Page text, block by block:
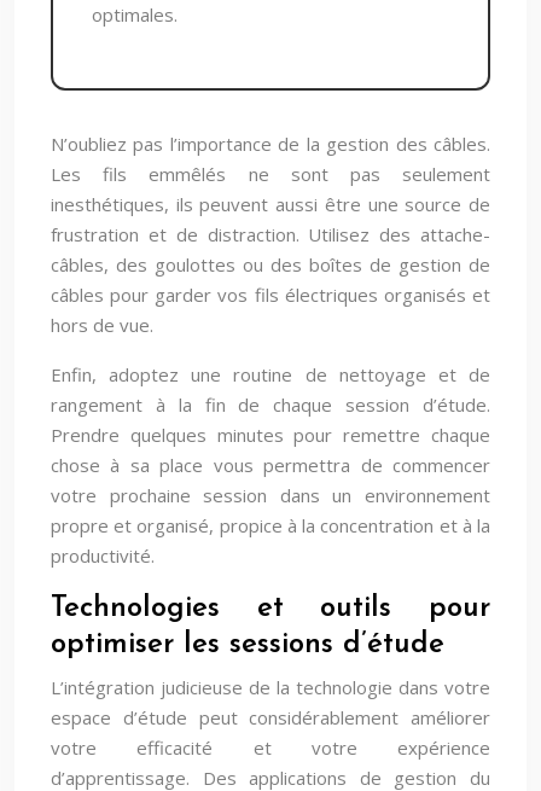
optimales.
N’oubliez pas l’importance de la gestion des câbles.
Les fils emmêlés ne sont pas seulement
inesthétiques, ils peuvent aussi être une source de
frustration et de distraction. Utilisez des attache-
câbles, des goulottes ou des boîtes de gestion de
câbles pour garder vos fils électriques organisés et
hors de vue.
Enfin, adoptez une routine de nettoyage et de
rangement à la fin de chaque session d’étude.
Prendre quelques minutes pour remettre chaque
chose à sa place vous permettra de commencer
votre prochaine session dans un environnement
propre et organisé, propice à la concentration et à la
productivité.
Technologies et outils pour
optimiser les sessions d’étude
L’intégration judicieuse de la technologie dans votre
espace d’étude peut considérablement améliorer
votre efficacité et votre expérience
d’apprentissage. Des applications de gestion du